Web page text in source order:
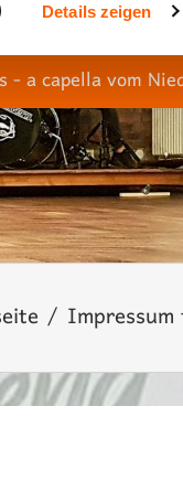
Details zeigen
- a capella vom